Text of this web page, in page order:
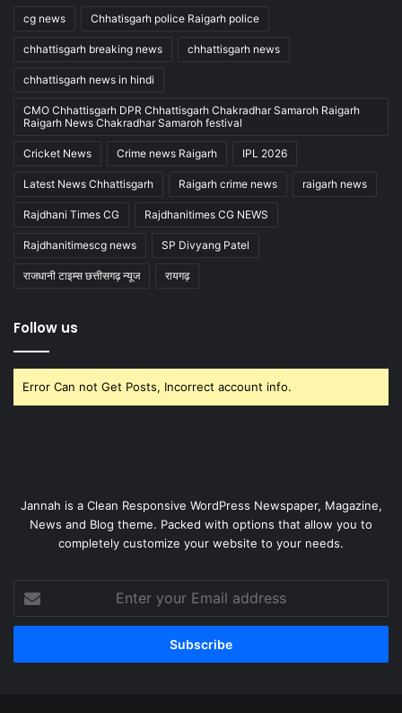
cg news Chhatisgarh police Raigarh police
chhattisgarh breaking news chhattisgarh news
chhattisgarh news in hindi
CMO Chhattisgarh DPR Chhattisgarh Chakradhar Samaroh Raigarh
Raigarh News Chakradhar Samaroh festival
Cricket News Crime news Raigarh IPL 2026
Latest News Chhattisgarh Raigarh crime news raigarh news
Rajdhani Times CG Rajdhanitimes CG NEWS
Rajdhanitimescg news SP Divyang Patel
राजधानी टाइम्स छत्तीसगढ़ न्यूज रायगढ़
Follow us
Error Can not Get Posts, Incorrect account info.
Jannah is a Clean Responsive WordPress Newspaper, Magazine,
News and Blog theme. Packed with options that allow you to
completely customize your website to your needs.
your
Email